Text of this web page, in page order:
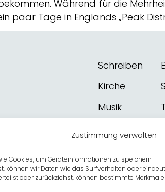
Zustimmung verwalten
Cookies, um Geräteinformationen zu speichern
wir Daten wie das Surfverhalten oder
oder zurückziehst, können bestimmte
Während für die
paar Tage in Englands „Peak
Schreiben
Kirche
Musik